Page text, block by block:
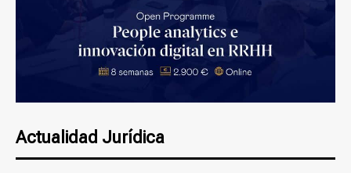
Actualidad Jurídica